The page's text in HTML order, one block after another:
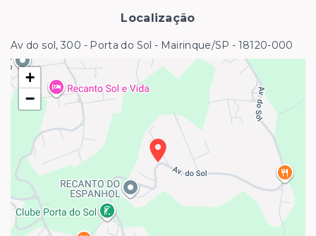
Localização
Av do sol, 300 - Porta do Sol - Mairinque/SP - 18120-000
+
−